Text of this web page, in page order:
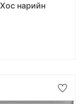
нарийн